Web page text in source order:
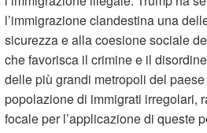
l’immigrazione clandestina una
sicurezza e alla coesione sociale
che favorisca il crimine e il
delle più grandi metropoli del
popolazione di immigrati irregolari,
focale per l’applicazione di queste